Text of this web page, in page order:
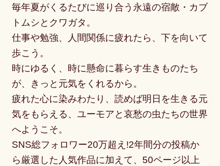
毎年夏がくるたびに巡り合う永遠の宿敵・カブ
トムシとクワガタ。
仕事や勉強、人間関係に疲れたら、下を向いて
歩こう。
時にゆるく、時に懸命に暮らす生きものたち
が、きっと元気をくれるから。
疲れた心に染みわたり、読めば明日を生きる元
気をもらえる、ユーモアと哀愁の虫たちの世界
へようこそ。
SNS総フォロワー20万超え!2年間分の投稿か
ら厳選した人気作品に加えて、50ページ以上